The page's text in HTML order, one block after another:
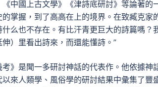
《中國上古文學》《津詩底研討》等論著
掌握，到了高高在上的境界。在致臧克
什么也不存在。有比汗青更巨大的詩篇嗎
伸）里看出詩來，而還能懂詩。”
考》是聞一多研討神話的代表作。他依據
以來人類學、風俗學的研討結果中彙集了